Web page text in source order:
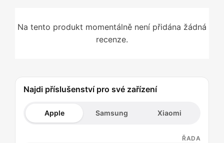
Na tento produkt momentálně není přidána žádná
recenze.
Najdi příslušenství pro své zařízení
Apple Samsung Xiaomi
ŘADA